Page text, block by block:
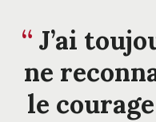
J’ai
ne
le